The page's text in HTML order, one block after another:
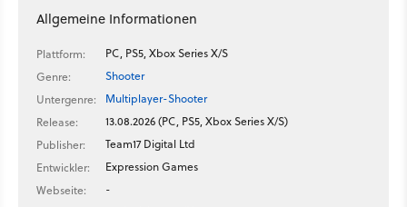
Hubschrauber steuerbar ● Fokus auf Teamwork, Taktik und
Realismus ● 19 spielbare Kampfrollen, verteilt auf 6 Einheiten
● Neues Movement (Schwimmen, Klettern, Wegschleifen von
Kameraden) ● Aktualisierte Interfaces und Spielführung
Allgemeine Informationen
Plattform:
PC, PS5, Xbox Series X/S
Genre:
Shooter
Untergenre:
Multiplayer-Shooter
Release:
13.08.2026 (PC, PS5, Xbox Series X/S)
Publisher:
Team17 Digital Ltd
Entwickler:
Expression Games
Webseite:
-